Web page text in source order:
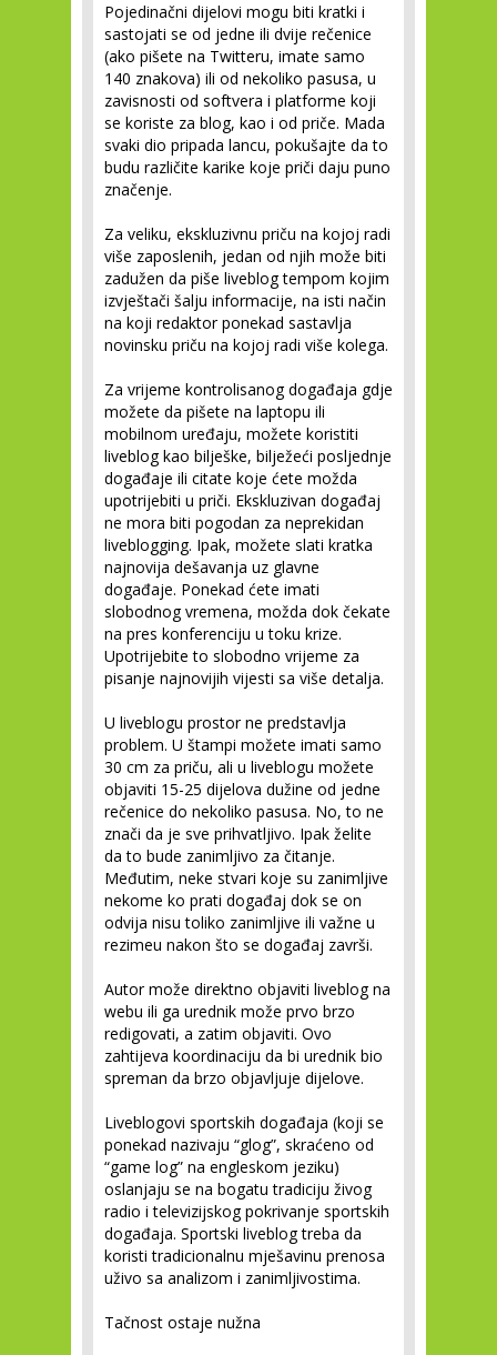
Pojedinačni dijelovi mogu biti kratki i
sastojati se od jedne ili dvije rečenice
(ako pišete na Twitteru, imate samo
140 znakova) ili od nekoliko pasusa, u
zavisnosti od softvera i platforme koji
se koriste za blog, kao i od priče. Mada
svaki dio pripada lancu, pokušajte da to
budu različite karike koje priči daju puno
značenje.
Za veliku, ekskluzivnu priču na kojoj radi
više zaposlenih, jedan od njih može biti
zadužen da piše liveblog tempom kojim
izvještači šalju informacije, na isti način
na koji redaktor ponekad sastavlja
novinsku priču na kojoj radi više kolega.
Za vrijeme kontrolisanog događaja gdje
možete da pišete na laptopu ili
mobilnom uređaju, možete koristiti
liveblog kao bilješke, bilježeći posljednje
događaje ili citate koje ćete možda
upotrijebiti u priči. Ekskluzivan događaj
ne mora biti pogodan za neprekidan
liveblogging. Ipak, možete slati kratka
najnovija dešavanja uz glavne
događaje. Ponekad ćete imati
slobodnog vremena, možda dok čekate
na pres konferenciju u toku krize.
Upotrijebite to slobodno vrijeme za
pisanje najnovijih vijesti sa više detalja.
U liveblogu prostor ne predstavlja
problem. U štampi možete imati samo
30 cm za priču, ali u liveblogu možete
objaviti 15-25 dijelova dužine od jedne
rečenice do nekoliko pasusa. No, to ne
znači da je sve prihvatljivo. Ipak želite
da to bude zanimljivo za čitanje.
Međutim, neke stvari koje su zanimljive
nekome ko prati događaj dok se on
odvija nisu toliko zanimljive ili važne u
rezimeu nakon što se događaj završi.
Autor može direktno objaviti liveblog na
webu ili ga urednik može prvo brzo
redigovati, a zatim objaviti. Ovo
zahtijeva koordinaciju da bi urednik bio
spreman da brzo objavljuje dijelove.
Liveblogovi sportskih događaja (koji se
ponekad nazivaju “glog”, skraćeno od
“game log” na engleskom jeziku)
oslanjaju se na bogatu tradiciju živog
radio i televizijskog pokrivanje sportskih
događaja. Sportski liveblog treba da
koristi tradicionalnu mješavinu prenosa
uživo sa analizom i zanimljivostima.
Tačnost ostaje nužna